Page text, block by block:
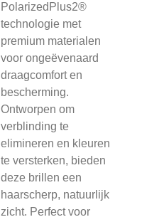
PolarizedPlus2®
technologie met
premium materialen
voor ongeëvenaard
draagcomfort en
bescherming.
Ontworpen om
verblinding te
elimineren en kleuren
te versterken, bieden
deze brillen een
haarscherp, natuurlijk
zicht. Perfect voor